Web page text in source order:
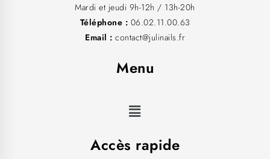
Mardi et jeudi 9h-12h / 13h-20h
Téléphone : 06.02.11.00.63
Email : contact@julinails.fr
Menu
Accès rapide